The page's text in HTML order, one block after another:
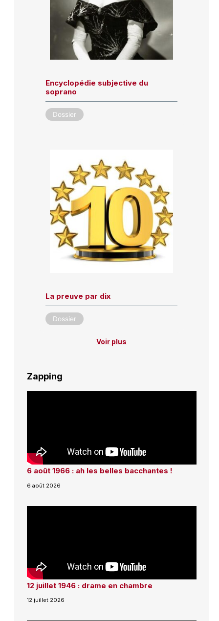
Encyclopédie subjective du
soprano
Dossier
La preuve par dix
Dossier
Voir plus
Zapping
6 août 1966 : ah les belles bacchantes !
6 août 2026
12 juillet 1946 : drame en chambre
12 juillet 2026